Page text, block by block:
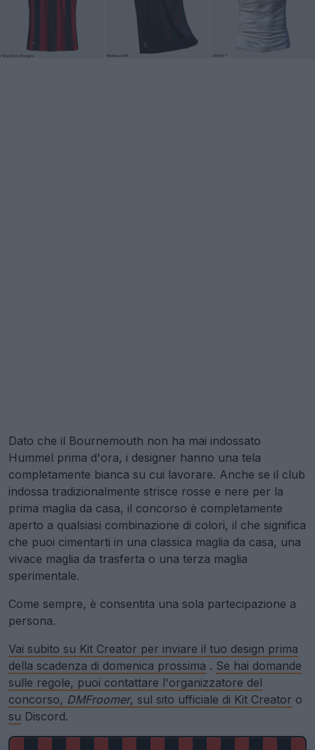
Dato che il Bournemouth non ha mai indossato
Hummel prima d'ora, i designer hanno una tela
completamente bianca su cui lavorare. Anche se il club
indossa tradizionalmente strisce rosse e nere per la
prima maglia da casa, il concorso è completamente
aperto a qualsiasi combinazione di colori, il che significa
che puoi cimentarti in una classica maglia da casa, una
vivace maglia da trasferta o una terza maglia
sperimentale.
Come sempre, è consentita una sola partecipazione a
persona.
Vai subito su Kit Creator per inviare il tuo design prima
della scadenza di domenica prossima . Se hai domande
sulle regole, puoi contattare l'organizzatore del
concorso, DMFroomer, sul sito ufficiale di Kit Creator o
su Discord.